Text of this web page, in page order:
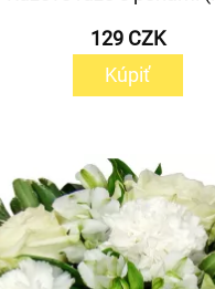
129 CZK
Kúpiť